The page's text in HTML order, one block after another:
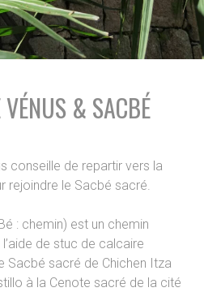
VÉNUS & SACBÉ
conseille de repartir vers la
rejoindre le Sacbé sacré.
: chemin) est un chemin
de stuc de calcaire
Sacbé sacré de Chichen Itza
à la Cenote sacré de la cité